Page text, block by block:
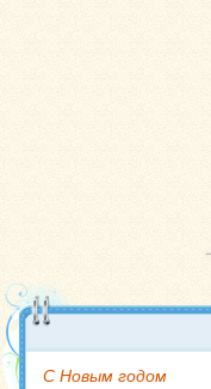
С Новым годом